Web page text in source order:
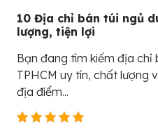
10 Địa chỉ bán túi ngủ
lượng, tiện lợi
Bạn đang tìm kiếm địa chỉ
TPHCM uy tín, chất lượng
địa điểm...